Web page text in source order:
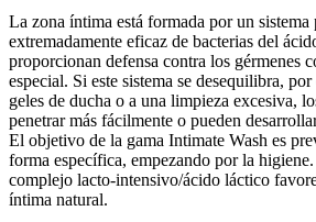
La zona íntima está formada por un sistema
extremadamente eficaz de bacterias del
proporcionan defensa contra los gérmenes
especial. Si este sistema se desequilibra,
geles de ducha o a una limpieza excesiva,
penetrar más fácilmente o pueden
El objetivo de la gama Intimate Wash es
forma específica, empezando por la
complejo lacto-intensivo/ácido láctico
íntima natural.